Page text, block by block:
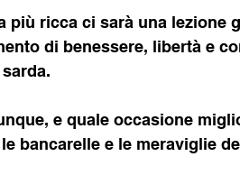
più ricca ci sarà una lezione
di benessere, libertà e
e quale occasione
bancarelle e le meraviglie